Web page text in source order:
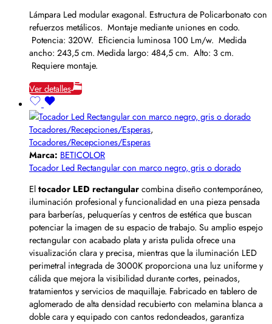
Lámpara Led modular exagonal. Estructura de Policarbonato con
refuerzos metálicos. Montaje mediante uniones en codo.
Potencia: 320W. Eficiencia luminosa 100 Lm/w. Medida
ancho: 243,5 cm. Medida largo: 484,5 cm. Alto: 3 cm.
Requiere montaje.
Ver detalles
Tocadores/Recepciones/Esperas,
Tocadores/Recepciones/Esperas
Marca: BETICOLOR
Tocador Led Rectangular con marco negro, gris o dorado
Eltocador LED rectangularcombina diseño contemporáneo,
iluminación profesional y funcionalidad en una pieza pensada
para barberías, peluquerías y centros de estética que buscan
potenciar la imagen de su espacio de trabajo. Su amplio espejo
rectangular con acabado plata y arista pulida ofrece una
visualización clara y precisa, mientras que la iluminación LED
perimetral integrada de 3000K proporciona una luz uniforme y
cálida que mejora la visibilidad durante cortes, peinados,
tratamientos y servicios de maquillaje. Fabricado en tablero de
aglomerado de alta densidad recubierto con melamina blanca a
doble cara y equipado con cantos redondeados, garantiza